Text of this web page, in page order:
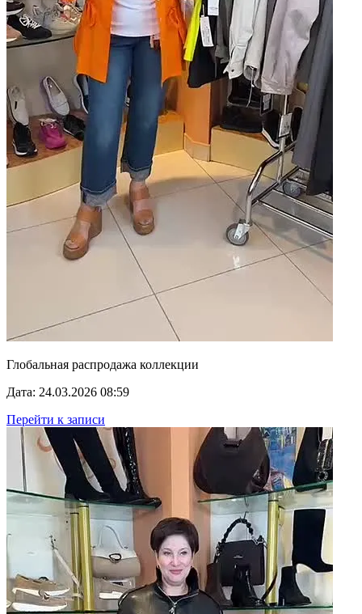
Глобальная распродажа коллекции
Дата: 24.03.2026 08:59
Перейти к записи